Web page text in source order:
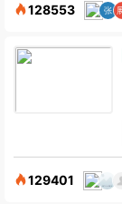
128553
129401